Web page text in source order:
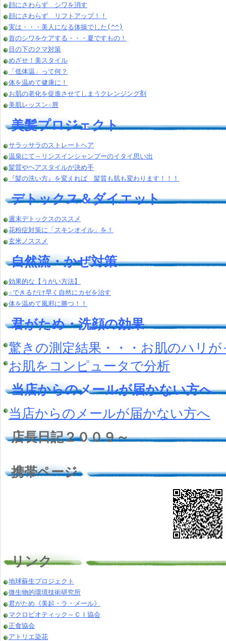
顔にさわらず シワを消す
顔にさわらず リフトアップ！！
実は・・・美人になる体操でした(^^)
首のシワをケアする・・・夏ですもの！
目の下のクマ対策
めざせ！美スタイル
「低体温」って何？
体を温めて健康に！
お肌の老化を促進させてしまうクレンジング剤
美肌レッスン☆唇
美髪プロジェクト
サラッサラのストレートヘア
温泉にて～リンスインシャンプーのイタイ思い出
髪質やヘアスタイルが決め手
『髪の洗い方』を変えれば 髪質も肌も変わります！！！
デトックス＆ダイエット
週末デトックスのススメ
花粉症対策に「スキンオイル」を！
玄米ノススメ
自然流・かぜ対策
効果的な【うがい方法】
☆できるだけ早く自然にカゼを治す
体を温めて風邪に勝つ！！
君がため・洗顔の効果
驚きの測定結果・・・お肌のハリが
お肌をコンピュータで分析
当店からのメールが届かない方へ
当店からのメールが届かない方へ
店長日記２００９～
携帯ページ
リンク
地球蘇生プロジェクト
微生物的環境技術研究所
君がため《美起・ラ・メール》
マクロビオティック～ＣＩ協会
正食協会
アトリエ染花